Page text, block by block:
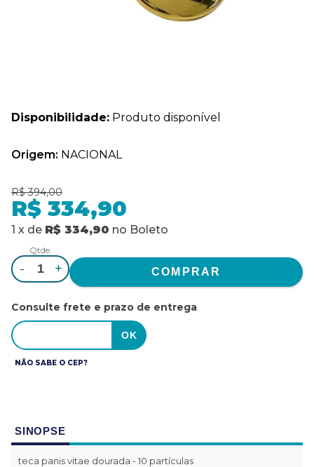
Disponibilidade: Produto disponível
Origem: NACIONAL
R$ 394,00
R$ 334,90
1 x de R$ 334,90 no Boleto
Qtde.
- +
Consulte frete e prazo de entrega
NÃO SABE O CEP?
SINOPSE
teca panis vitae dourada - 10 partículas